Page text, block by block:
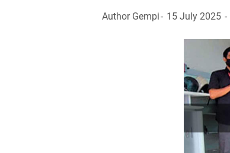
Author Gempi 15 July 2025